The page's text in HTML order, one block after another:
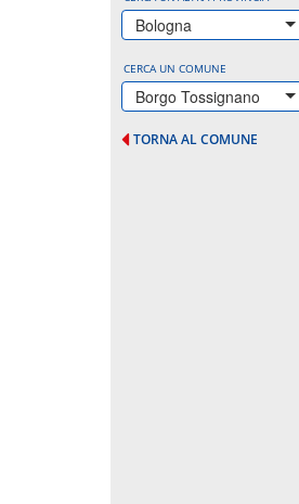
Bologna
CERCA UN COMUNE
Borgo Tossignano
TORNA AL COMUNE